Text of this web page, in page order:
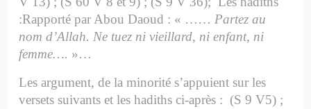
:Rapporté par Abou Daoud : « …… Partez au
nom d’Allah. Ne tuez ni vieillard, ni enfant, ni
femme…. »…
Les argument, de la minorité s’appuient sur les
versets suivants et les hadiths ci-après : (S 9 V5) ;